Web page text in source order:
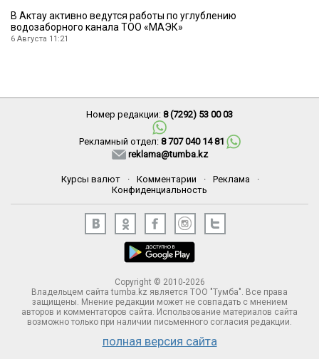
В Актау активно ведутся работы по углублению
водозаборного канала ТОО «МАЭК»
6 Августа 11:21
Номер редакции: 8 (7292) 53 00 03
Рекламный отдел: 8 707 040 14 81
reklama@tumba.kz
Курсы валют · Комментарии · Реклама
·
Конфиденциальность
Copyright © 2010-2026
Владельцем сайта tumba.kz является ТОО "Тумба". Все права
защищены. Мнение редакции может не совпадать с мнением
авторов и комментаторов сайта. Использование материалов сайта
возможно только при наличии письменного согласия редакции.
полная версия сайта